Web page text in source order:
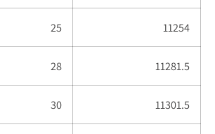
11254
25
11281.5
28
11301.5
30